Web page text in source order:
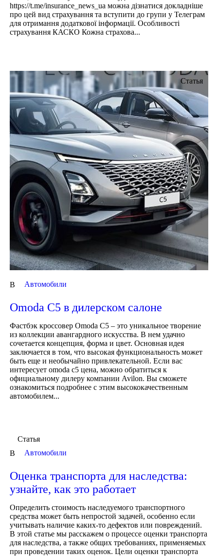
https://t.me/insurance_news_ua можна дізнатися докладніше
про цей вид страхування та вступити до групи у Телеграм
для отримання додаткової інформації. Особливості
страхування КАСКО Кожна страхова...
Статья
В Автомобили
Omoda C5 в дилерском салоне
Фастбэк кроссовер Omoda C5 – это уникальное творение
из коллекции авангардного искусства. В нем удачно
сочетается концепция, форма и цвет. Основная идея
заключается в том, что высокая функциональность может
быть еще и необычайно привлекательной. Если вас
интересует omoda c5 цена, можно обратиться к
официальному дилеру компании Avilon. Вы сможете
ознакомиться подробнее с этим высококачественным
автомобилем...
Статья
В
Автомобили
Оценка транспорта для наследства:
узнайте, как это работает
Определить стоимость наследуемого транспортного
средства может быть непростой задачей, особенно если
учитывать наличие каких-то дефектов или повреждений.
В этой статье мы расскажем о процессе оценки транспорта
для наследства, а также общих требованиях, применяемых
при проведении таких оценок. Цели оценки транспорта